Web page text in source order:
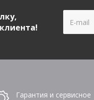
Гарантия и сервисное